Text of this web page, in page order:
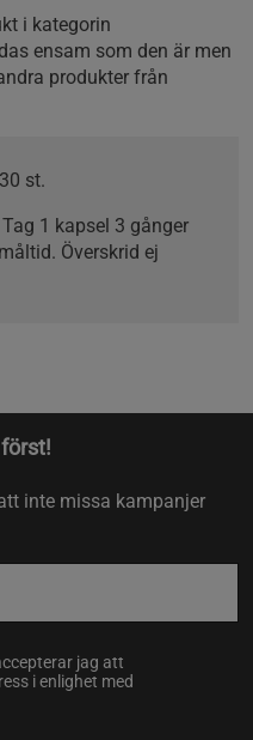
i kategorin
ensam som den är men
produkter från
30 st.
Tag 1 kapsel 3 gånger
Överskrid ej
inte missa kampanjer
jag att
i enlighet med